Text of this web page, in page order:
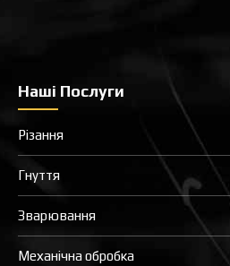
Наші Послуги
Різання
Гнуття
Зварювання
Механічна обробка